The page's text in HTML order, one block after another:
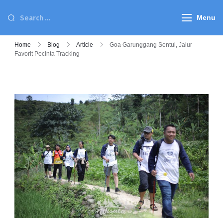
Menu
Home Blog Article
Goa Garunggang Sentul, Jalur
Favorit Pecinta Tracking